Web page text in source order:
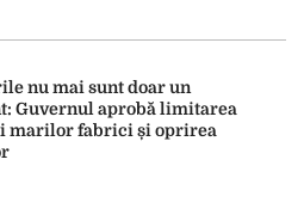
nu mai sunt doar un
Guvernul aprobă limitarea
marilor fabrici și oprirea